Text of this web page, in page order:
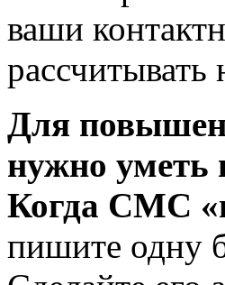
ваши
рассчитывать
Для
нужно уметь
Когда СМС
пишите одну